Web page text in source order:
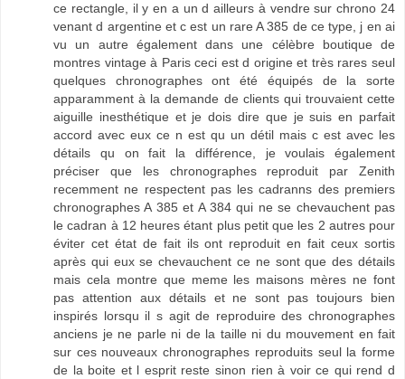
ce rectangle, il y en a un d ailleurs à vendre sur chrono 24
venant d argentine et c est un rare A 385 de ce type, j en ai
vu un autre également dans une célèbre boutique de
montres vintage à Paris ceci est d origine et très rares seul
quelques chronographes ont été équipés de la sorte
apparamment à la demande de clients qui trouvaient cette
aiguille inesthétique et je dois dire que je suis en parfait
accord avec eux ce n est qu un détil mais c est avec les
détails qu on fait la différence, je voulais également
préciser que les chronographes reproduit par Zenith
recemment ne respectent pas les cadranns des premiers
chronographes A 385 et A 384 qui ne se chevauchent pas
le cadran à 12 heures étant plus petit que les 2 autres pour
éviter cet état de fait ils ont reproduit en fait ceux sortis
après qui eux se chevauchent ce ne sont que des détails
mais cela montre que meme les maisons mères ne font
pas attention aux détails et ne sont pas toujours bien
inspirés lorsqu il s agit de reproduire des chronographes
anciens je ne parle ni de la taille ni du mouvement en fait
sur ces nouveaux chronographes reproduits seul la forme
de la boite et l esprit reste sinon rien à voir ce qui rend d